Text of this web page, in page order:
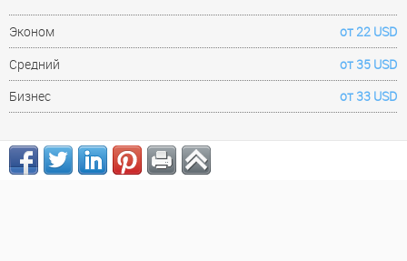
Эконом
от 22 USD
Средний
от 35 USD
Бизнес
от 33 USD